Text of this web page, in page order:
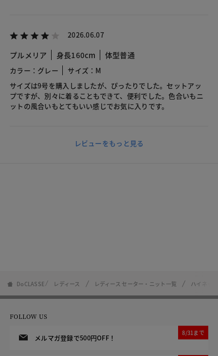
2026.06.07
プルメリア 身長160cm 体型普通
カラー：グレー
サイズ：M
サイズは9号を購入しましたが、ぴったりでした。セットアッ
プですが、別々に着ることもできて、便利でした。色合いもニ
ットの風合いもとてもいい感じでお気に入りです。
レビューをもっと見る
DoCLASSE レディース レディース セーター・ニット一覧 ハイネッ
FOLLOW US
メルマガ登録で500円OFF！
8/31まで